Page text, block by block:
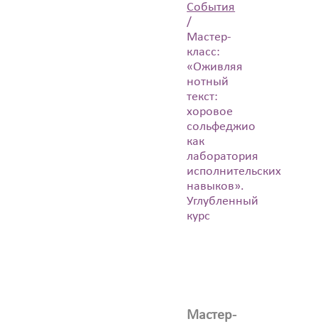
События
/
Мастер-
класс:
«Оживляя
нотный
текст:
хоровое
сольфеджио
как
лаборатория
исполнительских
навыков».
Углубленный
курс
Мастер-